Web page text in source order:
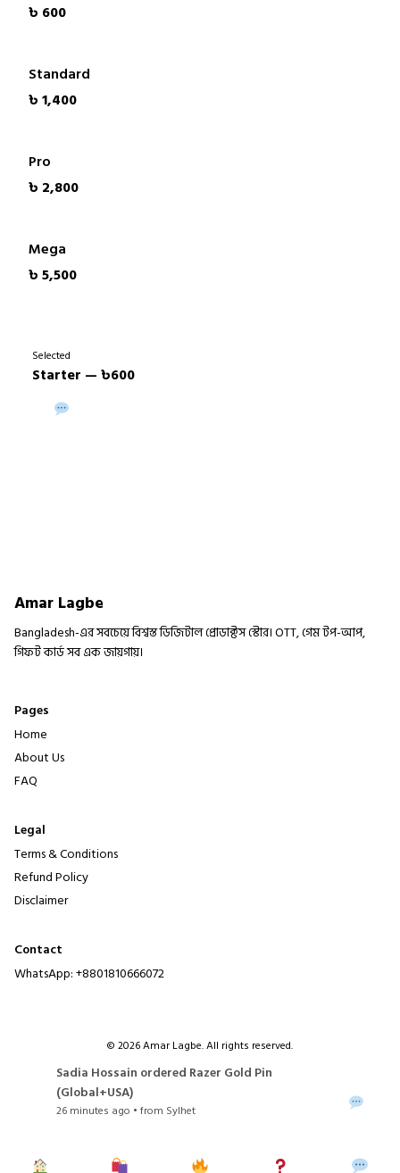
৳ 600
Standard
৳ 1,400
Pro
৳ 2,800
Mega
৳ 5,500
Selected
Starter — ৳600
Amar Lagbe
Bangladesh-এর সবচেয়ে বিশ্বস্ত ডিজিটাল প্রোডাক্টস স্টোর। OTT, গেম টপ-আপ,
গিফট কার্ড সব এক জায়গায়।
Pages
Home
About Us
FAQ
Legal
Terms & Conditions
Refund Policy
Disclaimer
Contact
WhatsApp:+8801810666072
© 2026 Amar Lagbe. All rights reserved.
Sadia Hossain ordered Razer Gold Pin
(Global+USA)
26 minutes ago • from Sylhet